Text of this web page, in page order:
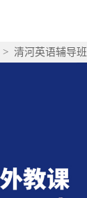
> 清河英语辅导班